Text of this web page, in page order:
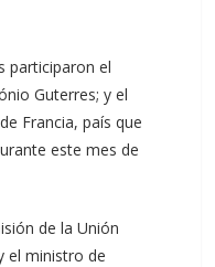
participaron el
Guterres; y el
Francia, país que
este mes de
de la Unión
el ministro de